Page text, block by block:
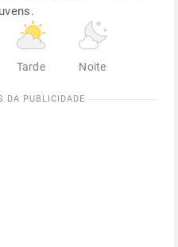
Tarde Noite